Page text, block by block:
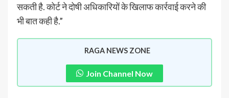
सकती है. कोर्ट ने दोषी अधिकारियों के खिलाफ कार्रवाई करने की
भी बात कही है.”
RAGA NEWS ZONE
Join Channel Now